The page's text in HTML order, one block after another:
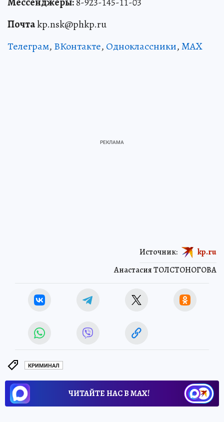
Почтаkp.nsk@phkp.ru
Телеграм, ВКонтакте, Одноклассники,MAX
Анастасия ТОЛСТОНОГОВА
Источник: kp.ru
КРИМИНАЛ
ЧИТАЙТЕ НАС В МАХ!